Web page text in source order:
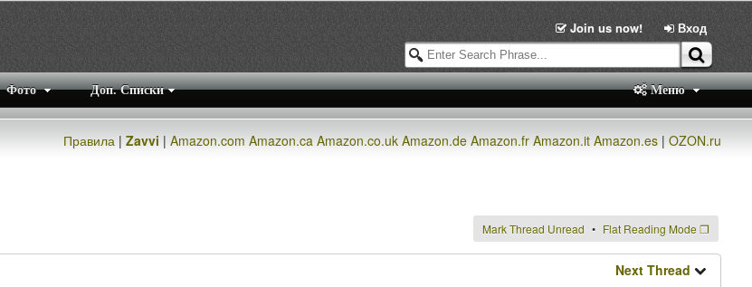
Join us now! Вход
Фото Доп. Списки Меню
Правила |Zavvi |Amazon.com Amazon.ca Amazon.co.uk Amazon.de Amazon.fr Amazon.it Amazon.es |OZON.ru
Mark Thread Unread Flat Reading Mode❐
Next Thread